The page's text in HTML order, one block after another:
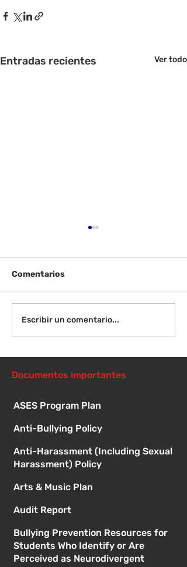
Entradas recientes Ver todo
Instrucciones para la
reunión de la junta
Comentarios
Escribir un comentario...
Documentos importantes
ASES Program Plan
Anti-Bullying Policy
Anti-Harassment (Including Sexual
Harassment) Policy
Arts & Music Plan
Audit Report
Bullying Prevention Resources for
Students Who Identify or Are
Perceived as Neurodivergent